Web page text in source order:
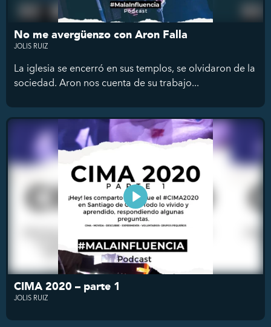
No me avergüenzo con Aron Falla
JOLIS RUIZ
La iglesia se encerró en sus templos, se olvidaron de la
sociedad. Aron nos cuenta de su trabajo...
CIMA 2020 – parte 1
JOLIS RUIZ